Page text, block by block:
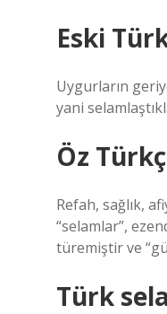
Eski
Uygurların
yani
Öz
Refah, sağlık,
“selamlar”,
türemiştir ve
Türk